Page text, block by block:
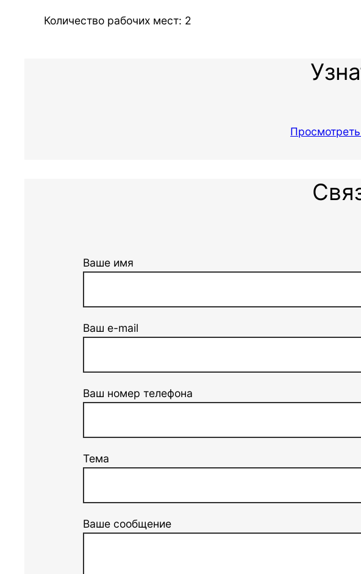
Количество рабочих мест: 2
Ваше имя
Ваш e-mail
Ваш номер телефона
Тема
Ваше сообщение